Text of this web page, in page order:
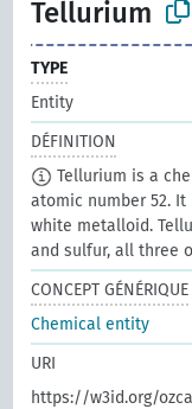
Tellurium
TYPE
Entity
DÉFINITION
Tellurium is a
atomic number 52.
white metalloid.
and sulfur, all three
CONCEPT GÉNÉRIQUE
Chemical entity
URI
https://w3id.org/